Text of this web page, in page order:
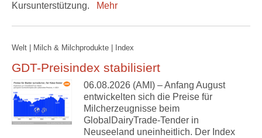
Kursunterstützung.
Mehr
Welt | Milch & Milchprodukte | Index
GDT-Preisindex stabilisiert
06.08.2026 (AMI) – Anfang August
entwickelten sich die Preise für
Milcherzeugnisse beim
GlobalDairyTrade-Tender in
Neuseeland uneinheitlich. Der Index